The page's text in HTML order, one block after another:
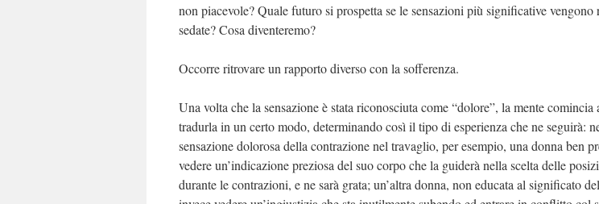
non piacevole? Quale futuro si prospetta se le sensazioni più significative vengono
sedate? Cosa diventeremo?
Occorre ritrovare un rapporto diverso con la sofferenza.
Una volta che la sensazione è stata riconosciuta come “dolore”, la mente comincia
tradurla in un certo modo, determinando così il tipo di esperienza che ne seguirà:
sensazione dolorosa della contrazione nel travaglio, per esempio, una donna ben
vedere un’indicazione preziosa del suo corpo che la guiderà nella scelta delle
durante le contrazioni, e ne sarà grata; un’altra donna, non educata al significato